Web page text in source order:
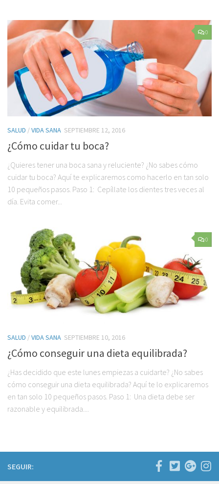
0
SALUD /VIDA SANA SEPTIEMBRE 12, 2016
¿Cómo cuidar tu boca?
¿Quieres tener una boca sana y reluciente? ¿No sabes cómo
cuidar tu boca? Aquí te explicaremos como hacerlo en tan solo
10 pequeños pasos. Paso 1: Cepíllate los dientes tres veces al
día. Evita comer...
0
SALUD /VIDA SANA SEPTIEMBRE 10, 2016
¿Cómo conseguir una dieta equilibrada?
¿Has decidido que este lunes empiezas a cuidarte? ¿No sabes
cómo conseguir una dieta equilibrada? Aquí te lo explicaremos
en tan solo 10 pequeños pasos. Paso 1: Una dieta debe ser
razonable y equilibrada....
SEGUIR: